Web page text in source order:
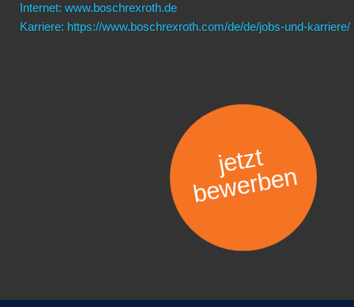
Internet: www.boschrexroth.de
Karriere: https://www.boschrexroth.com/de/de/jobs-und-karriere/
jetzt
bewerben